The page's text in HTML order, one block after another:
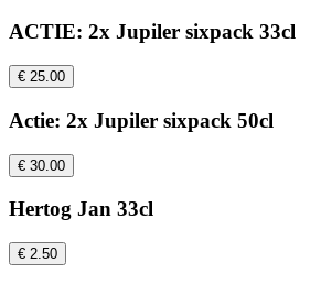
ACTIE: 2x Jupiler sixpack 33cl
€ 25.00
Actie: 2x Jupiler sixpack 50cl
€ 30.00
Hertog Jan 33cl
€ 2.50